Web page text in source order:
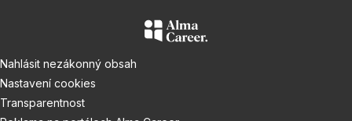
Nahlásit nezákonný obsah
Nastavení cookies
Transparentnost